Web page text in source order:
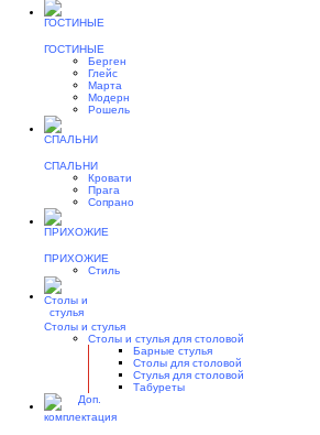
ГОСТИНЫЕ
Берген
Глейс
Марта
Модерн
Рошель
СПАЛЬНИ
Кровати
Прага
Сопрано
ПРИХОЖИЕ
Стиль
Столы и стулья
Столы и стулья для столовой
Барные стулья
Столы для столовой
Стулья для столовой
Табуреты